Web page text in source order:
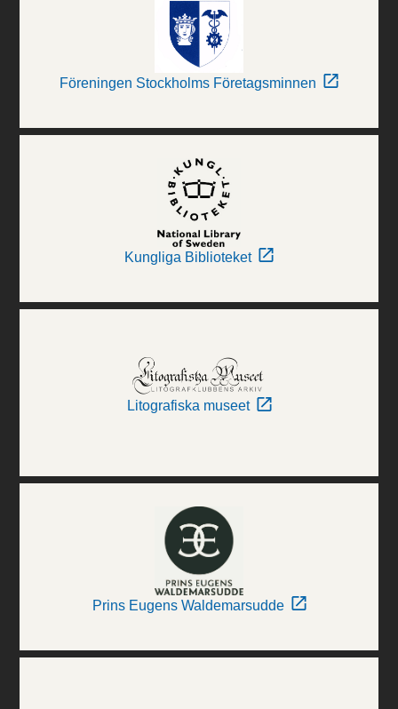
Föreningen Stockholms Företagsminnen
Kungliga Biblioteket
Litografiska museet
Prins Eugens Waldemarsudde